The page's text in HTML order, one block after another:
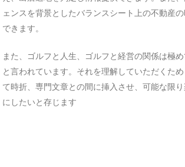
ェンスを背景としたバランスシート上の不動産
できます。
また、ゴルフと人生、ゴルフと経営の関係は極
と言われています。それを理解していただくた
て時折、専門文章との間に挿入させ、可能な限
にしたいと存じます